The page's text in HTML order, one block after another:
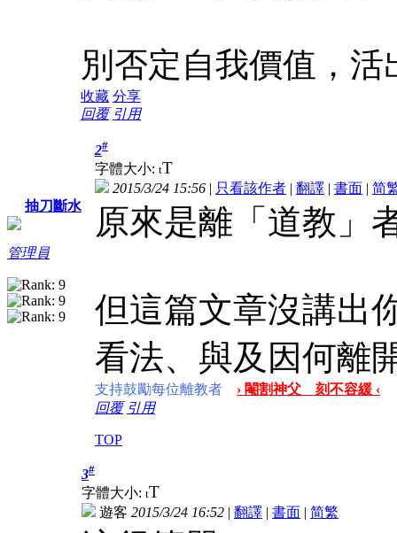
別否定自我價值，活
收藏 分享
回覆 引用
抽刀斷水
管理員
2#
字體大小: tT
2015/3/24 15:56 | 只看該作者 | 翻譯 | 書面 | 简
原來是離「道教」
但這篇文章沒講出
看法、與及因何離
支持鼓勵每位離教者
› 閹割神父 刻不容緩 ‹
回覆 引用
TOP
3#
字體大小: tT
遊客 2015/3/24 16:52 | 翻譯 | 書面 | 简繁